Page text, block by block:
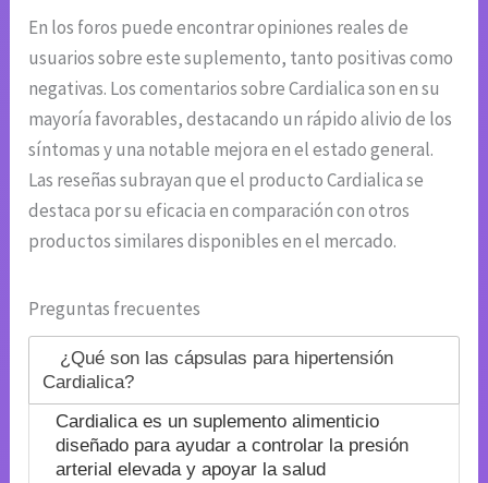
En los foros puede encontrar opiniones reales de
usuarios sobre este suplemento, tanto positivas como
negativas. Los comentarios sobre Cardialica son en su
mayoría favorables, destacando un rápido alivio de los
síntomas y una notable mejora en el estado general.
Las reseñas subrayan que el producto Cardialica se
destaca por su eficacia en comparación con otros
productos similares disponibles en el mercado.
Preguntas frecuentes
¿Qué son las cápsulas para hipertensión
Cardialica?
Cardialica es un suplemento alimenticio
diseñado para ayudar a controlar la presión
arterial elevada y apoyar la salud